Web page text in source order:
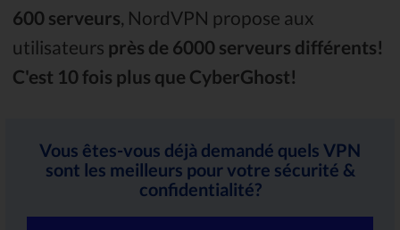
600 serveurs, NordVPN propose aux
utilisateurs près de 6000 serveurs différents!
C'est 10 fois plus que CyberGhost!
Vous êtes-vous déjà demandé quels VPN
sont les meilleurs pour votre sécurité &
confidentialité?